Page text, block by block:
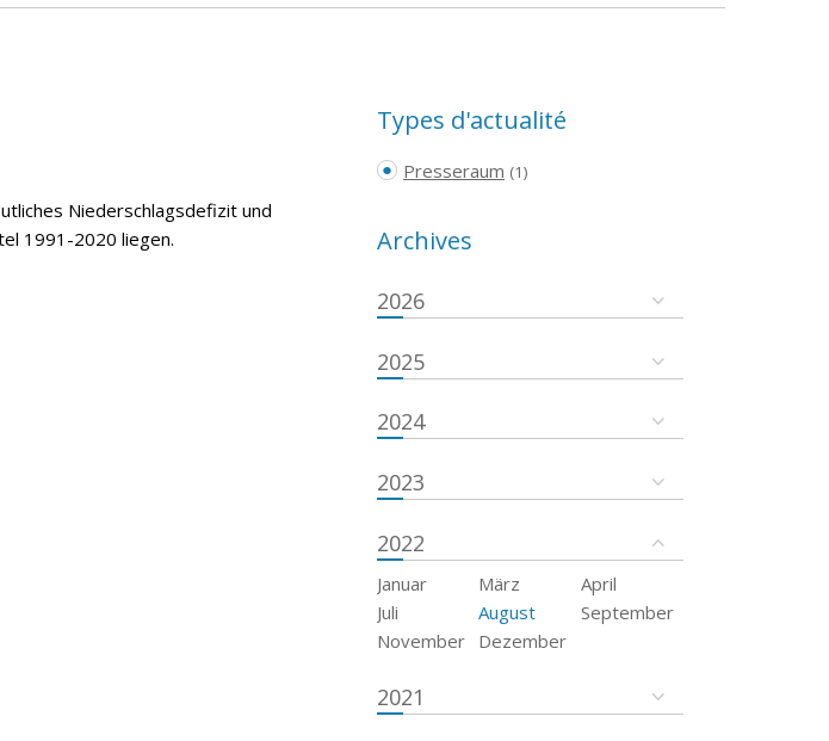
Niederschlagsdefizit und
1991-2020 liegen.
Types d'actualité
Presseraum (1)
Archives
2026
2025
2024
2023
2022
Januar März
April
Juli
August
September
November
Dezember
2021